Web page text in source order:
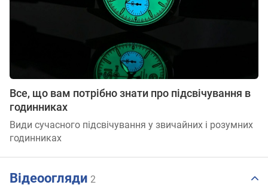
Все, що вам потрібно знати про підсвічування в
годинниках
Види сучасного підсвічування у звичайних і розумних
годинниках
Відеоогляди 2